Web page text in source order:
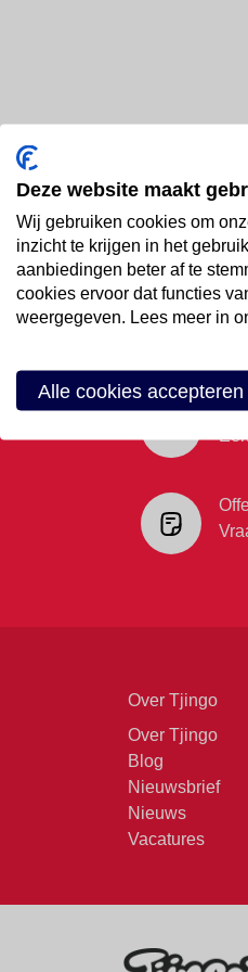
Bel
Over Tjingo
Over Tjingo
Blog
Nieuwsbrief
Nieuws
Vacatures
Deze website maakt
Wij gebruiken cookies om
inzicht te krijgen in het
aanbiedingen beter af te
cookies ervoor dat functies
weergegeven. Lees meer in
Alle cookies accepteren